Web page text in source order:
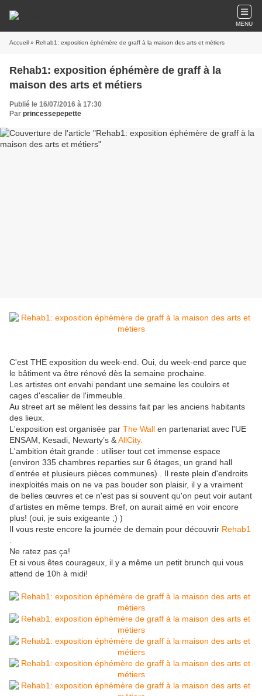
MENU
Accueil » Rehab1: exposition éphémère de graff à la maison des arts et métiers
Rehab1: exposition éphémère de graff à la
maison des arts et métiers
Publié le 16/07/2016 à 17:30
Par princessepepette
C'est THE exposition du week-end. Oui, du week-end parce que
le bâtiment va être rénové dès la semaine prochaine.
Les artistes ont envahi pendant une semaine les couloirs et
cages d'escalier de l'immeuble.
Au street art se mêlent les dessins fait par les anciens habitants
des lieux.
L'exposition est organisée par The Wall en partenariat avec l'UE
ENSAM, Kesadi, Newarty’s &AllCity.
L'ambition était grande : utiliser tout cet immense espace
(environ 335 chambres reparties sur 6 étages, un grand hall
d’entrée et plusieurs pièces communes) . Il reste plein d'endroits
inexploités mais on ne va pas bouder son plaisir, il y a vraiment
de belles œuvres et ce n'est pas si souvent qu'on peut voir autant
d'artistes en même temps. Bref, on aurait aimé en voir encore
plus! (oui, je suis exigeante ;) )
Il vous reste encore la journée de demain pour découvrir Rehab1
Ne ratez pas ça!
Et si vous êtes courageux, il y a même un petit brunch qui vous
attend de 10h à midi!